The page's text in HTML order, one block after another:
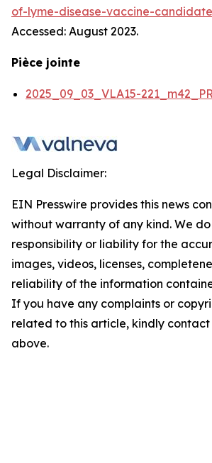
of-lyme-disease-vaccine-
Accessed: August 2023.
Pièce jointe
2025_09_03_VLA15-
Legal Disclaimer:
EIN Presswire provides this news
without warranty of any kind. We
responsibility or liability for the
images, videos, licenses,
reliability of the information
If you have any complaints or
related to this article, kindly
above.